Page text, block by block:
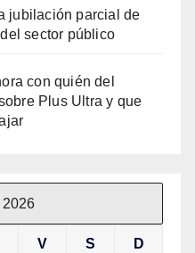
jubilación parcial de
sector público
con quién del
Plus Ultra y que
2026
V S D